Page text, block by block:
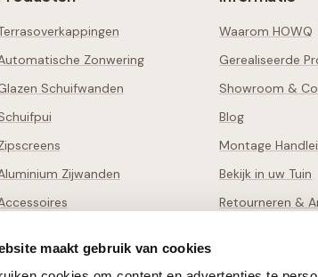
maakt gebruik van cookies
Zonwering
Schuifwanden
Zijwanden
Waarom HOWQ
Gerealiseerde
Showroom &
Blog
Montage
Bekijk in uw Tuin
Retourneren &